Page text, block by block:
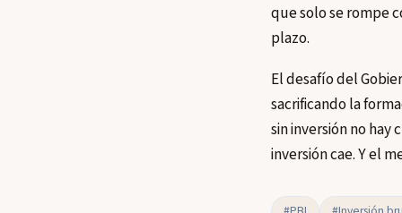
que solo se rompe
plazo.
El desafío del
sacrificando la
sin inversión no hay
inversión cae. Y el